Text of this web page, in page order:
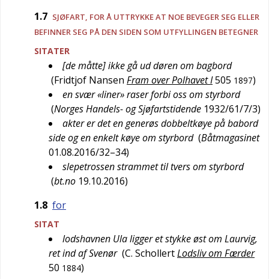
1.7 SJØFART, FOR Å UTTRYKKE AT NOE BEVEGER SEG ELLER
BEFINNER SEG PÅ DEN SIDEN SOM UTFYLLINGEN BETEGNER
SITATER
[de måtte] ikke gå ud døren om bagbord
(Fridtjof Nansen Fram over Polhavet I505 1897)
en svær «liner» raser forbi oss om styrbord
(Norges Handels- og Sjøfartstidende 1932/61/7/3)
akter er det en generøs dobbeltkøye på babord
side og en enkelt køye om styrbord (Båtmagasinet
01.08.2016/32–34)
slepetrossen strammet til tvers om styrbord
(bt.no 19.10.2016)
1.8 for
SITAT
lodshavnen Ula ligger et stykke øst om Laurvig,
ret ind af Svenør (C. SchollertLodsliv om Færder
50 1884)